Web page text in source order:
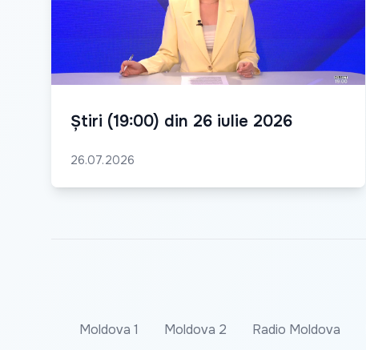
Știri (19:00) din 26 iulie 2026
26.07.2026
Moldova 1 Moldova 2 Radio Moldova